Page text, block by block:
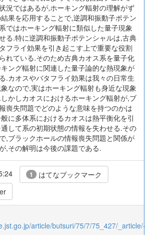
況ではあるが,ホーキング輻射の理解がず
果を応用することで,逆調和振動子ポテン
ではホーキング輻射に類似した量子現象
る.特に逆調和振動子ポテンシャルは,古典
フライ効果を引き起こす上で重要な役割
れている.そのため古典カオス系を量子化
ング輻射に関連した量子論的な熱現象が
.カオスやバタフライ効果は我々の日常生
なので,実はホーキング輻射も身近な現象
かしカオスにおけるホーキング輻射が,ブ
喪失問題でどのような意味を持つのかは
に多体系におけるカオスは熱平衡化を引
して系の初期状態の情報を失わせる.その
,ブラックホールの情報喪失問題と関係が
,その解明は今後の課題である.
1 はてなブックマーク
article/butsuri/75/7/75_427/_article/-